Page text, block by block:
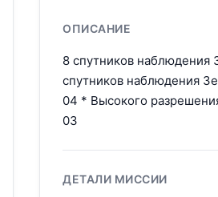
ОПИСАНИЕ
8 спутников наблюдения
спутников наблюдения
04 * Высокого
03
ДЕТАЛИ МИССИИ